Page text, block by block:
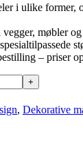
i ulike former,
møbler
– priser
, Dekorative